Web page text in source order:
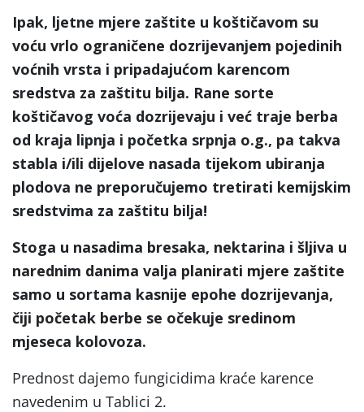
Ipak, ljetne mjere zaštite u koštičavom su
voću vrlo ograničene dozrijevanjem pojedinih
voćnih vrsta i pripadajućom karencom
sredstva za zaštitu bilja. Rane sorte
koštičavog voća dozrijevaju i već traje berba
od kraja lipnja i početka srpnja o.g., pa takva
stabla i/ili dijelove nasada tijekom ubiranja
plodova ne preporučujemo tretirati kemijskim
sredstvima za zaštitu bilja!
Stoga u nasadima bresaka, nektarina i šljiva u
narednim danima valja planirati mjere zaštite
samo u sortama kasnije epohe dozrijevanja,
čiji početak berbe se očekuje sredinom
mjeseca kolovoza.
Prednost dajemo fungicidima kraće karence
navedenim u Tablici 2.